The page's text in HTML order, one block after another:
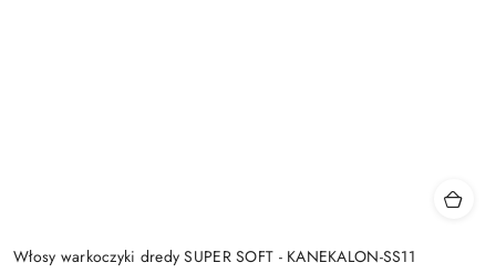
Włosy warkoczyki dredy SUPER SOFT - KANEKALON-SS11